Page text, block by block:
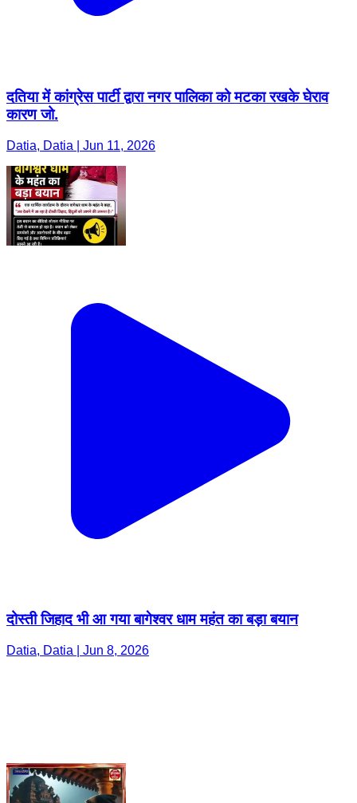
दतिया में कांग्रेस पार्टी द्वारा नगर पालिका को मटका रखके घेराव
कारण जो.
Datia, Datia | Jun 11, 2026
दोस्ती जिहाद भी आ गया बागेश्वर धाम महंत का बड़ा बयान
Datia, Datia | Jun 8, 2026